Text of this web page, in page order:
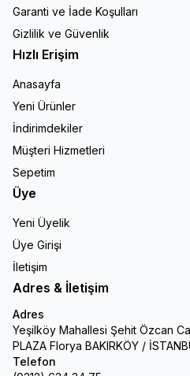
Garanti ve İade Koşulları
Gizlilik ve Güvenlik
Hızlı Erişim
Anasayfa
Yeni Ürünler
İndirimdekiler
Müşteri Hizmetleri
Sepetim
Üye
Yeni Üyelik
Üye Girişi
İletişim
Adres & İletişim
Adres
Yeşilköy Mahallesi Şehit Özcan
PLAZA Florya BAKIRKÖY /
Telefon